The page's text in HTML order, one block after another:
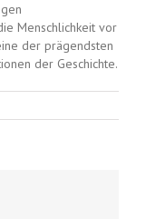
Menschlichkeit vor
der prägendsten
der Geschichte.